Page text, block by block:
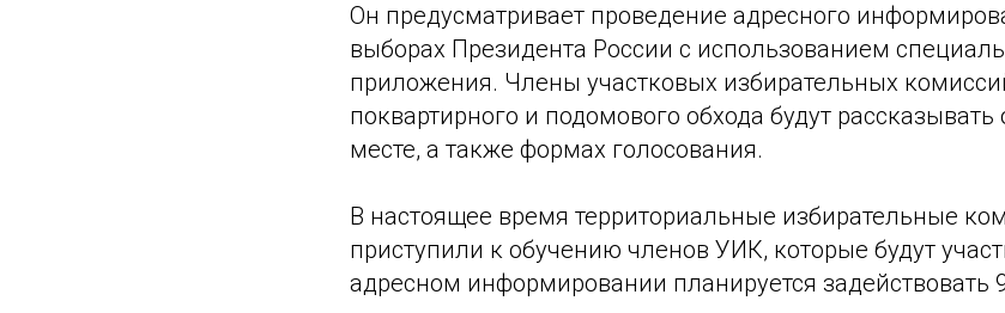
Он предусматривает проведение адресного
выборах Президента России с использованием
приложения. Члены участковых избирательных
поквартирного и подомового обхода будут
месте, а также формах голосования.
В настоящее время территориальные избирательные
приступили к обучению членов УИК, которые будут
адресном информировании планируется задействовать